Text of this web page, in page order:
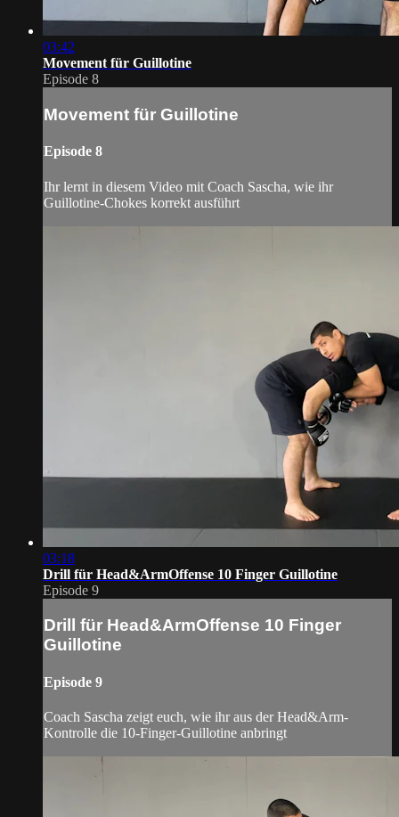
03:42
Movement für Guillotine
Episode 8
Movement für Guillotine
Episode 8
Ihr lernt in diesem Video mit Coach Sascha, wie ihr
Guillotine-Chokes korrekt ausführt
03:18
Drill für Head&ArmOffense 10 Finger Guillotine
Episode 9
Drill für Head&ArmOffense 10 Finger
Guillotine
Episode 9
Coach Sascha zeigt euch, wie ihr aus der Head&Arm-
Kontrolle die 10-Finger-Guillotine anbringt